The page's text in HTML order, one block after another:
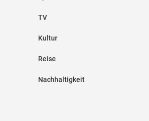
TV
Kultur
Reise
Nachhaltigkeit